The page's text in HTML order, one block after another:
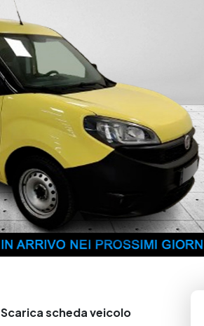
Scarica scheda veicolo